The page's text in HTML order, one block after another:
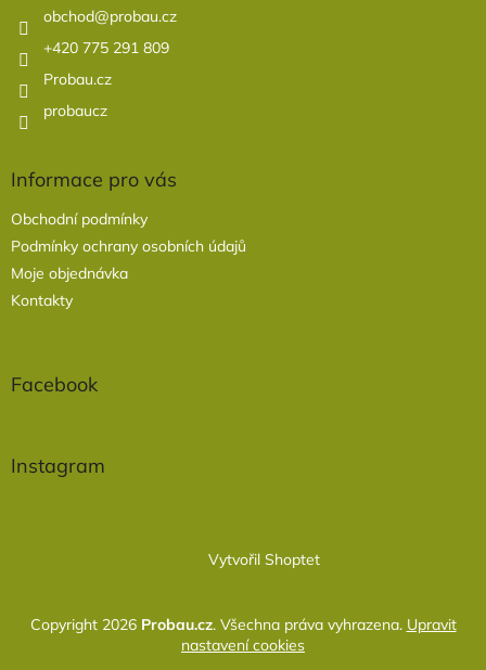
obchod@probau.cz
+420 775 291 809
Probau.cz
probaucz
Informace pro vás
Obchodní podmínky
Podmínky ochrany osobních údajů
Moje objednávka
Kontakty
Facebook
Instagram
Vytvořil Shoptet
Copyright 2026 Probau.cz. Všechna práva vyhrazena. Upravit
nastavení cookies